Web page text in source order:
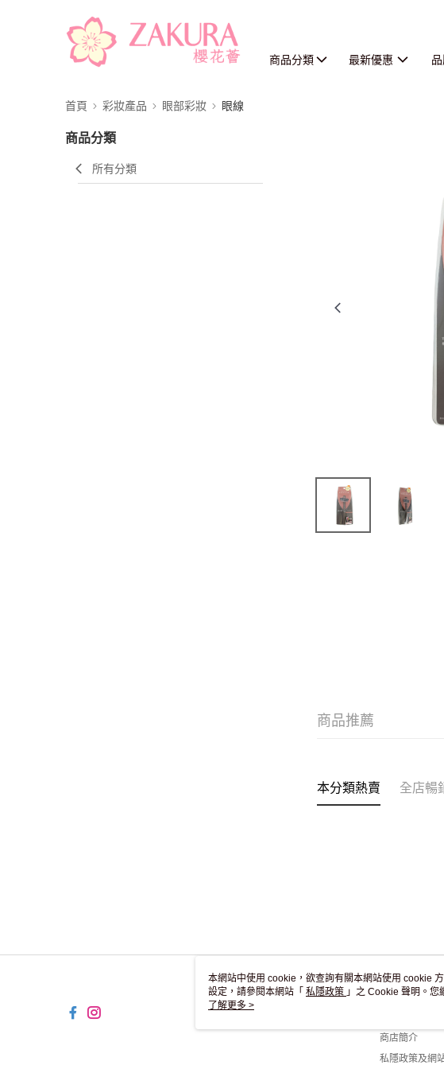
商品分類 最新優惠
首頁 彩妝產品 眼部彩妝 眼線
商品分類
所有分類
商品推薦
本分類熱賣 全店暢
關於我們
商店簡介
私隱政策及網
本網站中使用 cookie，欲查詢有關本網站使用 cookie
設定，請參閱本網站「 私隱政策 」之 Cookie 聲明。
用 cookie。
了解更多 >